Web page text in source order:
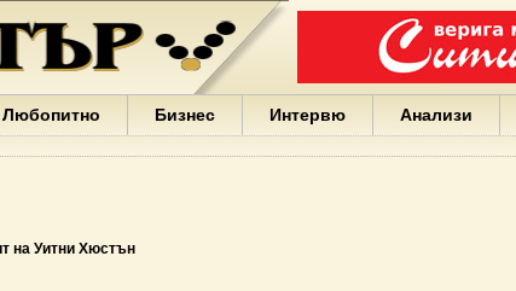
Варна
България
Портних
Facebook
ЕС
Борисов
Европа
Любопитно Бизнес Интервю Анализи
на Уитни Хюстън